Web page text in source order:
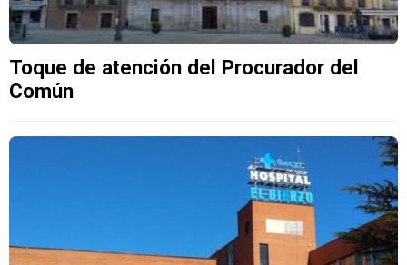
Toque de atención del Procurador del
Común